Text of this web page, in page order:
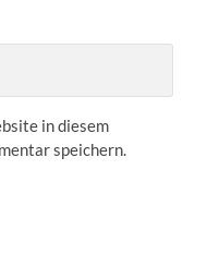
in diesem
speichern.